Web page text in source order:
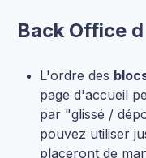
Back Office
L'ordre des
page d'accueil
par "glissé /
pouvez utiliser
placeront de